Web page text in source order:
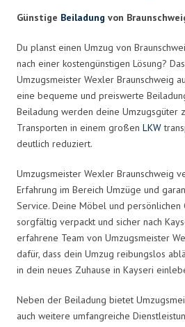
Günstige Beiladung von
Du planst einen Umzug von
nach einer kostengünstigen Lösung?
Umzugsmeister Wexler Braunschweig
eine bequeme und preiswerte
Beiladung werden deine Umzugsgüter
Transporten in einem großen LKW
deutlich reduziert.
Umzugsmeister Wexler Braunschweig
Erfahrung im Bereich Umzüge und
Service. Deine Möbel und persönlichen
sorgfältig verpackt und sicher nach
erfahrene Team von Umzugsmeister
dafür, dass dein Umzug reibungslos
in dein neues Zuhause in Kayseri
Neben der Beiladung bietet
auch weitere umfangreiche